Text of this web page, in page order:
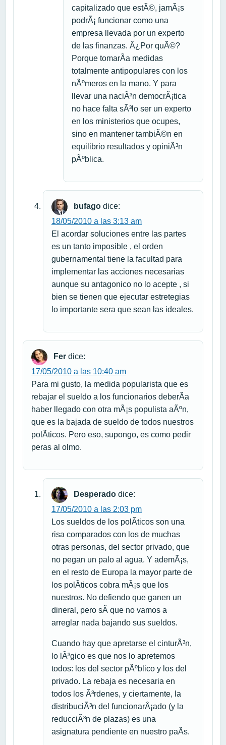
capitalizado que estÃ©, jamÃ¡s
podrÃ¡ funcionar como una
empresa llevada por un experto
de las finanzas. Â¿Por quÃ©?
Porque tomarÃ­a medidas
totalmente antipopulares con los
nÃºmeros en la mano. Y para
llevar una naciÃ³n democrÃ¡tica
no hace falta sÃ³lo ser un experto
en los ministerios que ocupes,
sino en mantener tambiÃ©n en
equilibrio resultados y opiniÃ³n
pÃºblica.
bufago dice:
18/05/2010 a las 3:13 am
El acordar soluciones entre las partes
es un tanto imposible , el orden
gubernamental tiene la facultad para
implementar las acciones necesarias
aunque su antagonico no lo acepte , si
bien se tienen que ejecutar estretegias
lo importante sera que sean las ideales.
Fer dice:
17/05/2010 a las 10:40 am
Para mi gusto, la medida popularista que es
rebajar el sueldo a los funcionarios deberÃ­a
haber llegado con otra mÃ¡s populista aÃºn,
que es la bajada de sueldo de todos nuestros
polÃ­ticos. Pero eso, supongo, es como pedir
peras al olmo.
Desperado dice:
17/05/2010 a las 2:03 pm
Los sueldos de los polÃ­ticos son una
risa comparados con los de muchas
otras personas, del sector privado, que
no pegan un palo al agua. Y ademÃ¡s,
en el resto de Europa la mayor parte de
los polÃ­ticos cobra mÃ¡s que los
nuestros. No defiendo que ganen un
dineral, pero sÃ­ que no vamos a
arreglar nada bajando sus sueldos.
Cuando hay que apretarse el cinturÃ³n,
lo lÃ³gico es que nos lo apretemos
todos: los del sector pÃºblico y los del
privado. La rebaja es necesaria en
todos los Ã³rdenes, y ciertamente, la
distribuciÃ³n del funcionarÂ¡ado (y la
reducciÃ³n de plazas) es una
asignatura pendiente en nuestro paÃ­s.